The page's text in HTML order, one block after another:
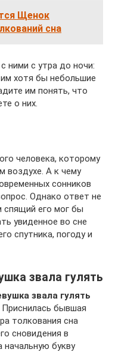
Щенок
сна
ними с утра до ночи:
хотя бы небольшие
им понять, что
о них.
человека, которому
воздухе. А к чему
сонников
Однако ответ не
спящий его мог бы
увиденное во сне
спутника, погоду и
звала гулять
звала гулять
Приснилась бывшая
толкования сна
сновидения в
букву